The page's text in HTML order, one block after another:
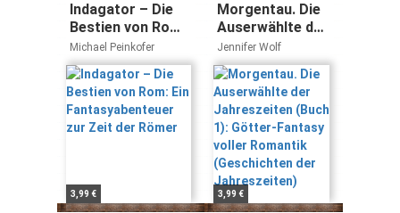
Indagator – Die
Bestien von Rom:
Ein
Fantasyabenteuer
zur Zeit der
Römer
Michael Peinkofer
3,99 €
Morgentau. Die
Auserwählte der
Jahreszeiten
(Buch 1): Götter-
Fantasy voller
Romantik
(Geschichten
der
Jahreszeiten)
Jennifer Wolf
3,99 €